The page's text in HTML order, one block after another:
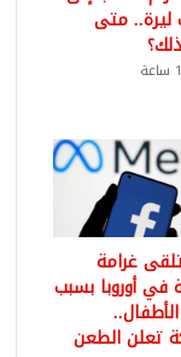
ليرة.. متى
غرامة
في أوروبا بسبب
تعلن الطعن